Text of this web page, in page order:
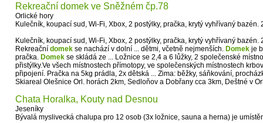
Rekreační domek ve Sněžném čp.78
Orlické hory
Kulečník, koupací sud, Wi-Fi, Xbox, 2 postýlky, pračka, krytý vyhřívaný bazén.
Kulečník, koupací sud, Wi-Fi, Xbox, 2 postýlky, pračka, krytý vyhřívaný bazén.
Rekreační domek se nachází v dolní ... dětmi, včetně nejmenších. Domek je
pračka. Domek se skládá ze ... Ložnice se 2,4 a 6 lůžky, 2 společenské
přistýlky.Ve všech místnostech přímotopy, ve společenských místnostech
připojení. Pračka na 5kg prádla, 2x dětská ... Zima: běžky, sáňkování,
Skiareal Olešnice Orl. horách 2km, Sedloňov a Dobřany cca 3km, Deštné v
Chata Horalka, Kouty nad Desnou
Jeseníky
Bývalá myslivecká chalupa pro 12 osob (3x ložnice, sauna a herna) je